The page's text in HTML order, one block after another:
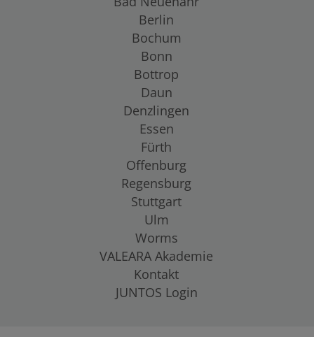
Berlin
Bochum
Bonn
Bottrop
Daun
Denzlingen
Essen
Fürth
Offenburg
Regensburg
Stuttgart
Ulm
Worms
VALEARA Akademie
Kontakt
JUNTOS Login